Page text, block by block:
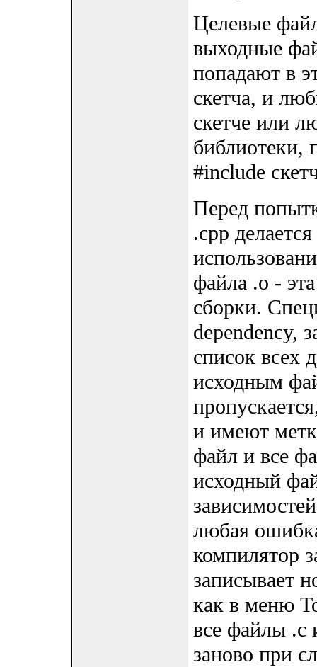
Целевые
выходные
попадают в
скетча, и
скетче или
библиотеки,
#include
Перед
.cpp
файла .o -
сборки.
dependency,
список всех
исходным
и имеют
файл и все
исходный
любая
компилятор
записывает
как в меню
все файлы .c
заново при